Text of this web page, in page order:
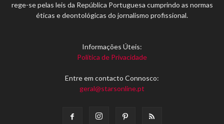
rege-se pelas leis da República Portuguesa cumprindo as normas
éticas e deontológicas do jornalismo profissional.
Informações Úteis:
Política de Privacidade
Entre em contacto Connosco:
geral@starsonline.pt